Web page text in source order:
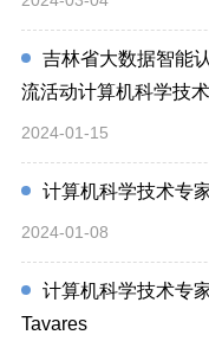
吉林省大数据智能
流活动计算机科学技
2024-01-15
计算机科学技术专
2024-01-08
计算机科学技术专
Tavares